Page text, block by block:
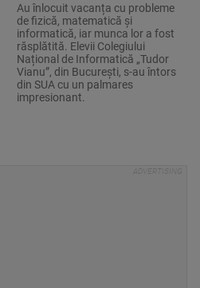
Au înlocuit vacanța cu probleme
de fizică, matematică și
informatică, iar munca lor a fost
răsplătită. Elevii Colegiului
Național de Informatică „Tudor
Vianu”, din București, s-au întors
din SUA cu un palmares
impresionant.